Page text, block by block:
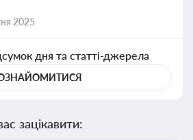
2025
дня та статті-джерела
зацікавити: